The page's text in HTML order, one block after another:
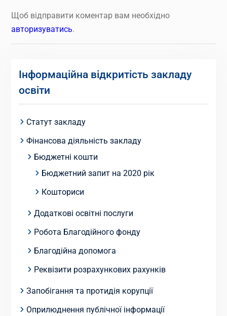
Щоб відправити коментар вам необхідно
авторизуватись.
Інформаційна відкритість закладу
освіти
Статут закладу
Фінансова діяльність закладу
Бюджетні кошти
Бюджетний запит на 2020 рік
Кошториси
Додаткові освітні послуги
Робота Благодійного фонду
Благодійна допомога
Реквізити розрахункових рахунків
Запобігання та протидія корупції
Оприлюднення публічної інформації